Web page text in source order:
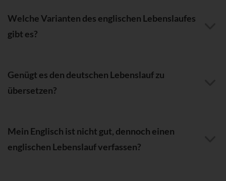
Welche Varianten des englischen Lebenslaufes
gibt es?
Genügt es den deutschen Lebenslauf zu
übersetzen?
Mein Englisch ist nicht gut, dennoch einen
englischen Lebenslauf verfassen?